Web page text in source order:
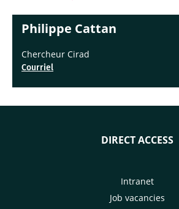
Philippe Cattan
Chercheur Cirad
Courriel
DIRECT ACCESS
Intranet
Job vacancies